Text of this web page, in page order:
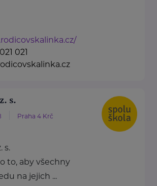
021
s.
Praha 4 Krč
s.
to, aby všechny
na jejich ...